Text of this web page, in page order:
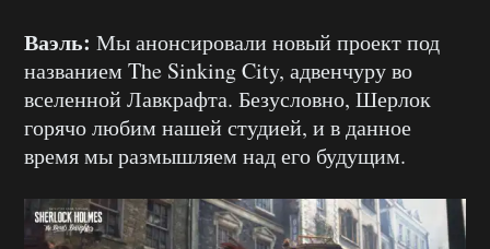
Ваэль: Мы анонсировали новый проект под
названием The Sinking City, адвенчуру во
вселенной Лавкрафта. Безусловно, Шерлок
горячо любим нашей студией, и в данное
время мы размышляем над его будущим.